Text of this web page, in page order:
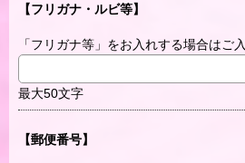
【フリガナ・ルビ等】
「フリガナ等」をお入れする場合はご
最大50文字
【郵便番号】